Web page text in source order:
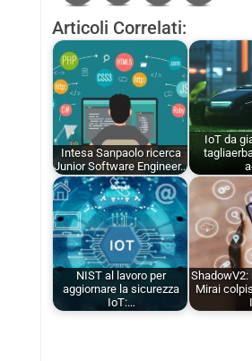
Articoli Correlati:
Intesa Sanpaolo ricerca
Junior Software Engineer…
IoT da
NIST al lavoro per
aggiornare la sicurezza
IoT:…
ShadowV2:
Mirai